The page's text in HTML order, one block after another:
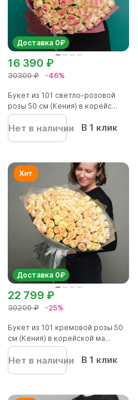
Доставка 0₽
30300 ₽ -46%
16 390 ₽
Букет из 101 светло-розовой
розы 50 см (Кения) в корейс...
Нет в наличии В 1 клик
Доставка 0₽
30200 ₽ -25%
22 799 ₽
Букет из 101 кремовой розы 50
см (Кения) в корейской ма...
Нет в наличии В 1 клик